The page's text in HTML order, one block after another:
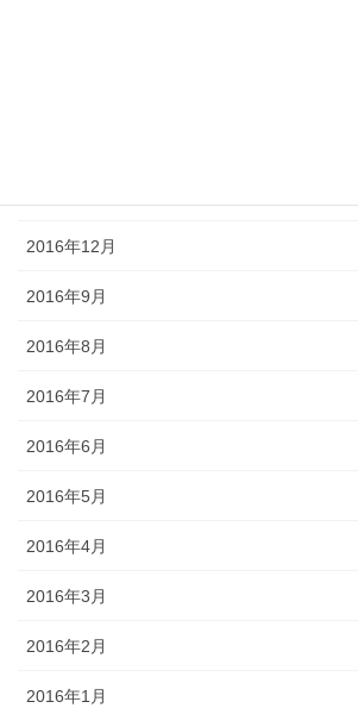
2016年12月
2016年9月
2016年8月
2016年7月
2016年6月
2016年5月
2016年4月
2016年3月
2016年2月
2016年1月